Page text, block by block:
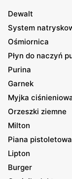
Dewalt
System
Ośmiornica
Płyn do naczyń
Purina
Garnek
Myjka
Orzeszki ziemne
Milton
Piana pistoletowa
Lipton
Burger